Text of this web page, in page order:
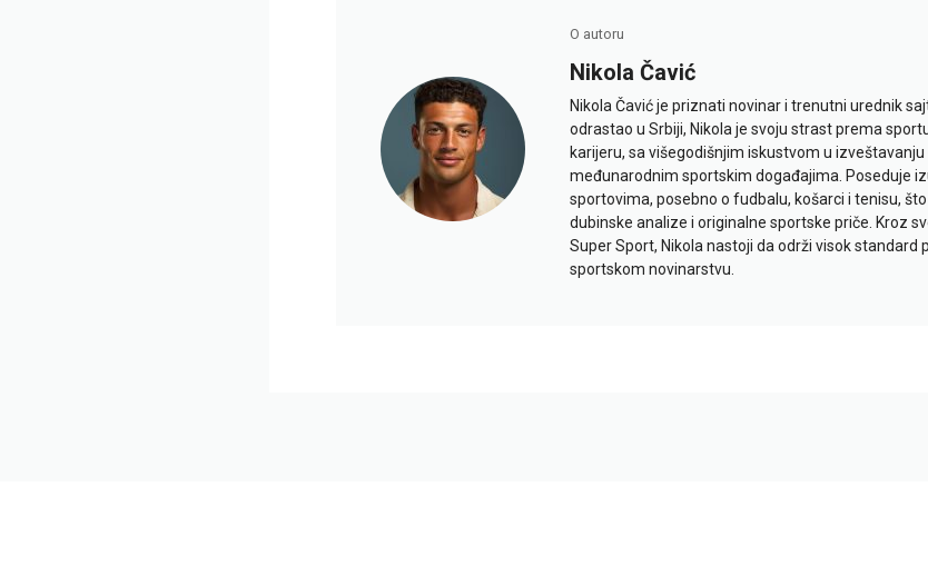
O autoru
Nikola Čavić
Nikola Čavić je priznati novinar i trenutni urednik
odrastao u Srbiji, Nikola je svoju strast prema
karijeru, sa višegodišnjim iskustvom u
međunarodnim sportskim događajima. Poseduje
sportovima, posebno o fudbalu, košarci i tenisu,
dubinske analize i originalne sportske priče. Kroz
Super Sport, Nikola nastoji da održi visok standard
sportskom novinarstvu.